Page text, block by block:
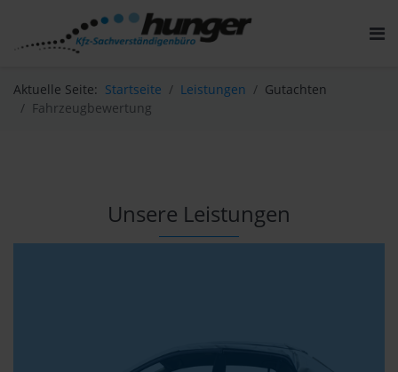
Aktuelle Seite: Startseite Leistungen
Gutachten
Fahrzeugbewertung
Unsere Leistungen